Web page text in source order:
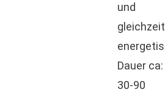
und
Dauer ca:
30-90